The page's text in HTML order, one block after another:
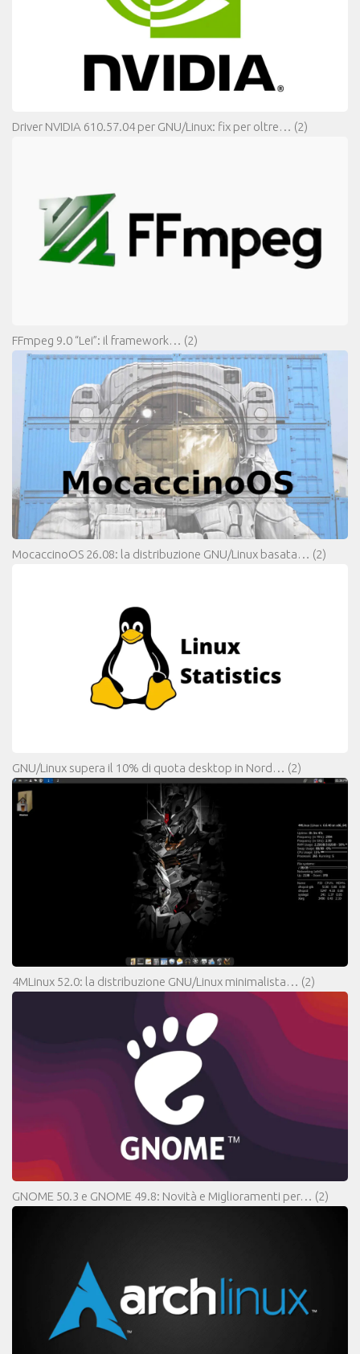
Driver NVIDIA 610.57.04 per GNU/Linux: fix per oltre… (2)
FFmpeg 9.0 “Lei”: il framework… (2)
MocaccinoOS 26.08: la distribuzione GNU/Linux basata… (2)
GNU/Linux supera il 10% di quota desktop in Nord… (2)
4MLinux 52.0: la distribuzione GNU/Linux minimalista… (2)
GNOME 50.3 e GNOME 49.8: Novità e Miglioramenti per… (2)